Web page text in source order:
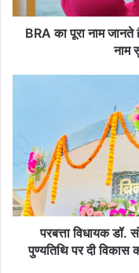
नहीं
जानतीBRA का पूरा नाम
नाम
कुमार
ने
स्मृतिषेष
बिंदु
परबत्ता विधायक डॉ.
पुण्यतिथि पर दी विकास